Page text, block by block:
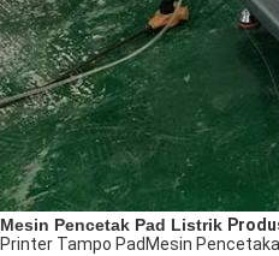
Mesin Pencetak Pad Listrik
Printer Tampo Pad Mesin